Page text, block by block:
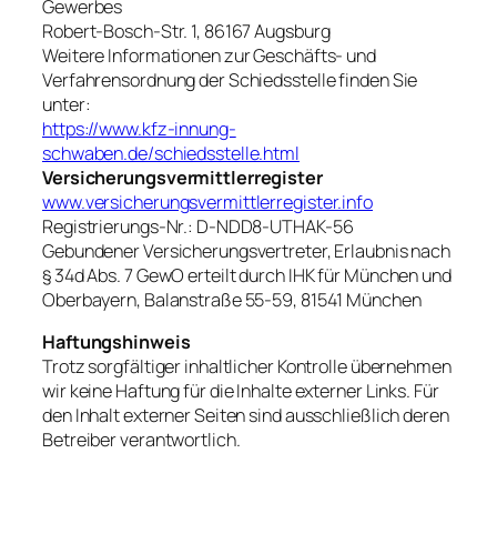
Gewerbes
Robert-Bosch-Str. 1, 86167 Augsburg
Weitere Informationen zur Geschäfts- und
Verfahrensordnung der Schiedsstelle finden Sie
unter:
https://www.kfz-innung-
schwaben.de/schiedsstelle.html
Versicherungsvermittlerregister
www.versicherungsvermittlerregister.info
Registrierungs-Nr.: D-NDD8-UTHAK-56
Gebundener Versicherungsvertreter, Erlaubnis nach
§ 34d Abs. 7 GewO erteilt durch IHK für München und
Oberbayern, Balanstraße 55-59, 81541 München
Haftungshinweis
Trotz sorgfältiger inhaltlicher Kontrolle übernehmen
wir keine Haftung für die Inhalte externer Links. Für
den Inhalt externer Seiten sind ausschließlich deren
Betreiber verantwortlich.